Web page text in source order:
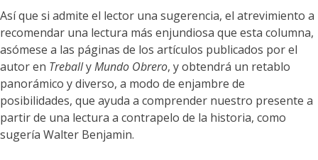
Así que si admite el lector una sugerencia, el atrevimiento a
recomendar una lectura más enjundiosa que esta columna,
asómese a las páginas de los artículos publicados por el
autor en TreballyMundo Obrero, y obtendrá un retablo
panorámico y diverso, a modo de enjambre de
posibilidades, que ayuda a comprender nuestro presente a
partir de una lectura a contrapelo de la historia, como
sugería Walter Benjamin.